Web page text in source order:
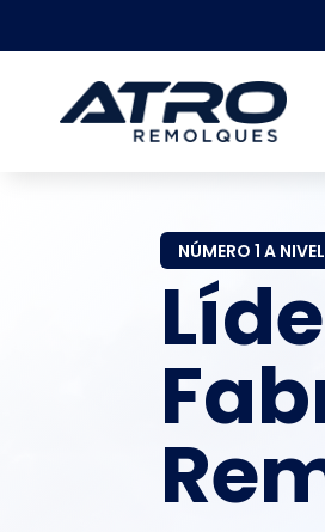
NÚMERO 1 A